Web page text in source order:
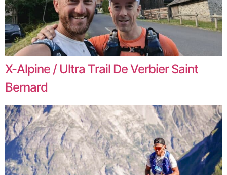
X-Alpine / Ultra Trail De Verbier Saint
Bernard